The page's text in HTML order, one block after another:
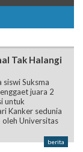
Tak Halangi
siswi Suksma
juara 2
untuk
Kanker sedunia
Universitas
berita